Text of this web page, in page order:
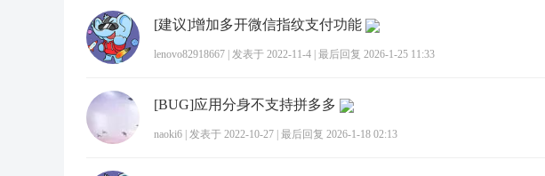
[建议]增加多开微信指纹支付功能
lenovo82918667 发表于 2022-11-4 最后回复 2026-1-25 11:33
[BUG]应用分身不支持拼多多
naoki6 发表于 2022-10-27 最后回复 2026-1-18 02:13